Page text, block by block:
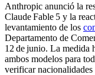
Anthropic anunció la
Claude Fable 5 y la
levantamiento de los
Departamento de
12 de junio. La medida
ambos modelos para
verificar nacionalidades